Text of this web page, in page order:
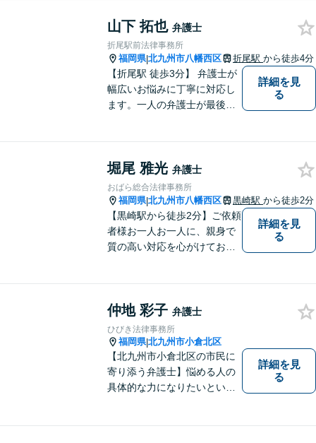
まずはお気軽にご相談くださ
い！
山下 拓也 弁護士
折尾駅前法律事務所
福岡県|北九州市八幡西区 折尾駅 から徒歩4分
【折尾駅 徒歩3分】 弁護士が
幅広いお悩みに丁寧に対応し
ます。一人の弁護士が最後ま
です。【丁寧な対応】
詳細を見
る
堀尾 雅光 弁護士
おばら総合法律事務所
福岡県|北九州市八幡西区 黒崎駅 から徒歩2分
【黒崎駅から徒歩2分】ご依頼
者様お一人お一人に、親身で
質の高い対応を心がけており
応可能。英語での法律相談・
英文契約書の作成・チェック
も対応可能です。
詳細を見
る
仲地 彩子 弁護士
ひびき法律事務所
福岡県|北九州市小倉北区
【北九州市小倉北区の市民に
寄り添う弁護士】悩める人の
具体的な力になりたいという
詳細を見
る